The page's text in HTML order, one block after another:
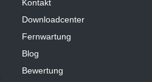
Kontakt
Downloadcenter
Fernwartung
Blog
Bewertung